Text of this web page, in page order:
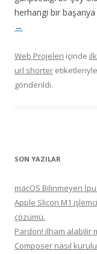
herhangi bir
→
Web Projeleri içinde
url shorter etiketleriyle
gönderildi.
SON YAZILAR
macOS Bilinmeyen
Apple Slicon M1
çözümü.
Pardon! ilham alabilir
Composer nasıl